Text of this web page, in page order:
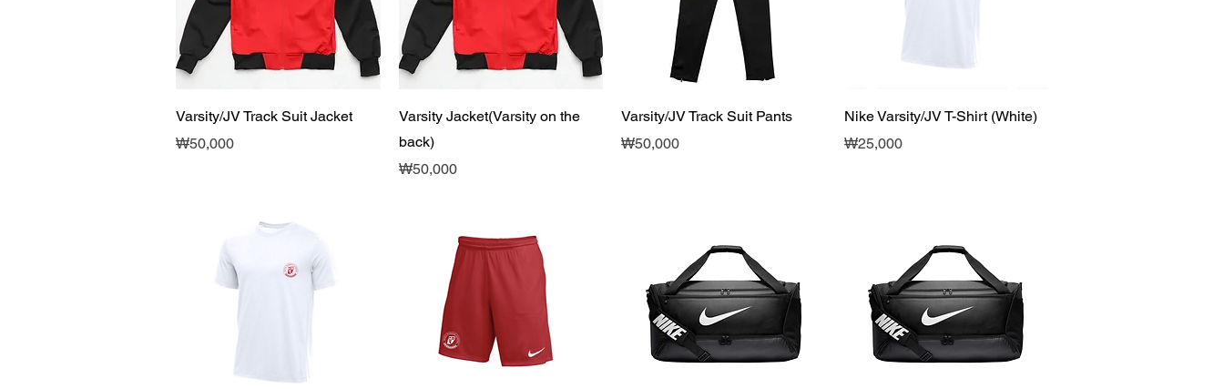
제품보기
Varsity/JV Track Suit Jacket
가격
₩50,000
제품보기
Varsity Jacket(Varsity on the
back)
가격
₩50,000
제품보기
Varsity/JV Track Suit Pants
가격
₩50,000
제품보기
Nike Varsity/JV T-Shirt (White)
가격
₩25,000